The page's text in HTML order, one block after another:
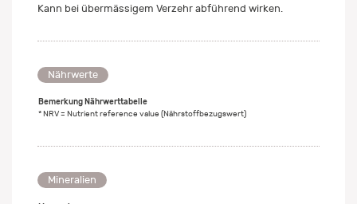
Kann bei übermässigem Verzehr abführend wirken.
Nährwerte
Bemerkung Nährwerttabelle
* NRV = Nutrient reference value (Nährstoffbezugswert)
Mineralien